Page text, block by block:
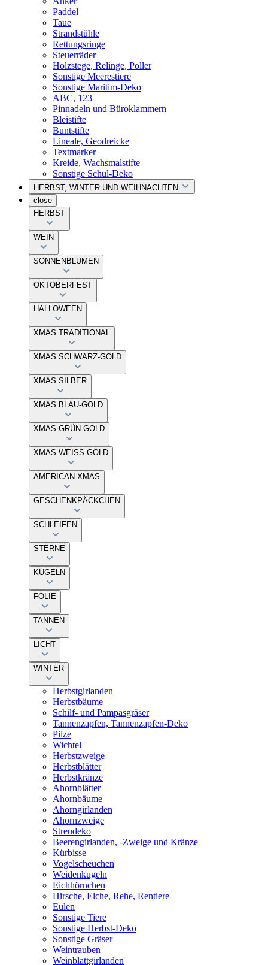
Paddel
Taue
Strandstühle
Rettungsringe
Steuerräder
Holzstege, Relinge, Poller
Sonstige Meerestiere
Sonstige Maritim-Deko
ABC, 123
Pinnadeln und Büroklammern
Bleistifte
Buntstifte
Lineale, Geodreicke
Textmarker
Kreide, Wachsmalstifte
Sonstige Schul-Deko
HERBST, WINTER UND WEIHNACHTEN
close
HERBST
WEIN
SONNENBLUMEN
OKTOBERFEST
HALLOWEEN
XMAS TRADITIONAL
XMAS SCHWARZ-GOLD
XMAS SILBER
XMAS BLAU-GOLD
XMAS GRÜN-GOLD
XMAS WEISS-GOLD
AMERICAN XMAS
GESCHENKPÄCKCHEN
SCHLEIFEN
STERNE
KUGELN
FOLIE
TANNEN
LICHT
WINTER
Herbstgirlanden
Herbstbäume
Schilf- und Pampasgräser
Tannenzapfen, Tannenzapfen-Deko
Pilze
Wichtel
Herbstzweige
Herbstblätter
Herbstkränze
Ahornblätter
Ahornbäume
Ahorngirlanden
Ahornzweige
Streudeko
Beerengirlanden, -Zweige und Kränze
Kürbisse
Vogelscheuchen
Weidenkugeln
Eichhörnchen
Hirsche, Elche, Rehe, Rentiere
Eulen
Sonstige Tiere
Sonstige Herbst-Deko
Sonstige Gräser
Weintrauben
Weinblattgirlanden